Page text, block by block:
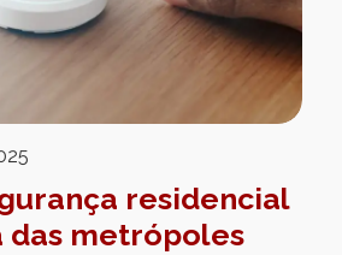
residencial
das metrópoles